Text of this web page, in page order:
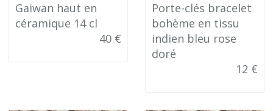
Gaiwan haut en
céramique 14 cl
40 €
Porte-clés bracelet
bohème en tissu
indien bleu rose
doré
12 €